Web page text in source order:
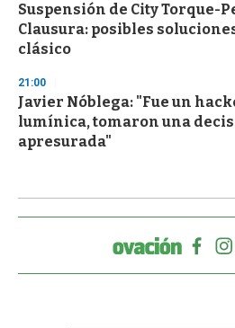
Suspensión de City Torque-
Clausura: posibles
clásico
21:00
Javier Nóblega: "Fue un
lumínica, tomaron una
apresurada"